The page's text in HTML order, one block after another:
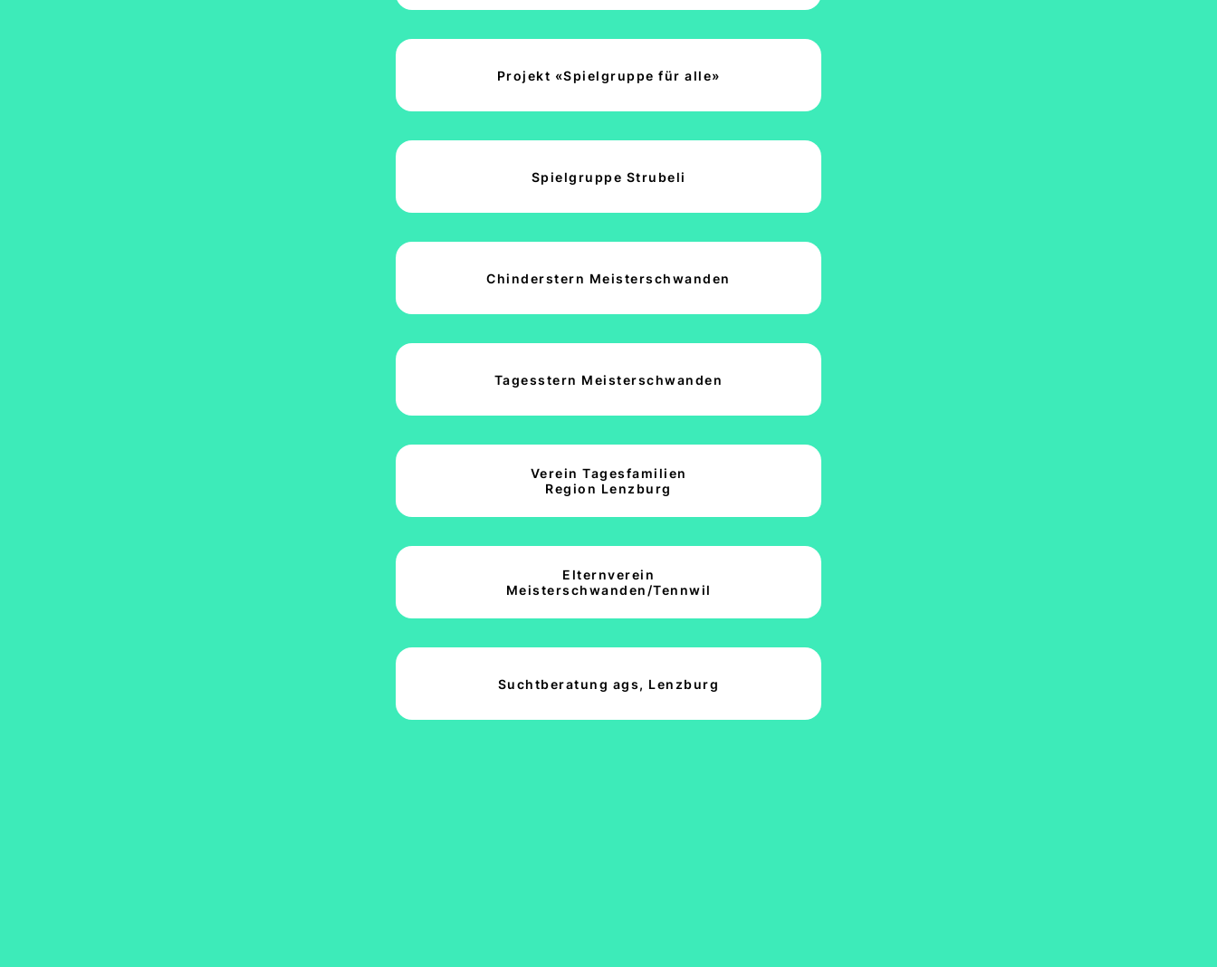
Projekt «Spielgruppe für alle»
Spielgruppe Strubeli
Chinderstern Meisterschwanden
Tagesstern Meisterschwanden
Verein Tagesfamilien
Region Lenzburg
Elternverein
Meisterschwanden/Tennwil
Suchtberatung ags, Lenzburg